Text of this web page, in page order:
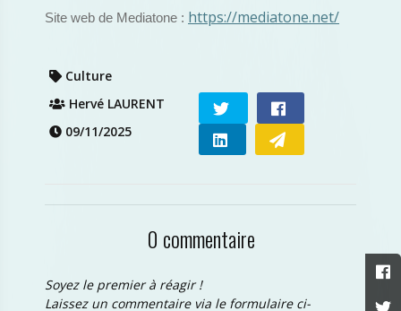
Site web de Mediatone : https://mediatone.net/
Culture
Hervé LAURENT
09/11/2025
0 commentaire
Soyez le premier à réagir !
Laissez un commentaire via le formulaire ci-